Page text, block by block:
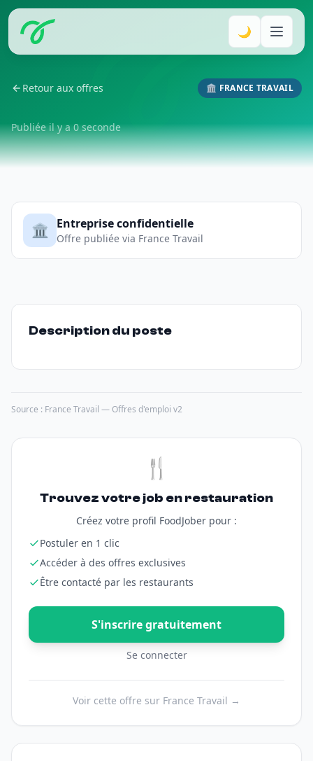
🌙
Retour aux offres 🏛️ FRANCE TRAVAIL
Publiée il y a 0 seconde
🏛️ Entreprise confidentielle
Offre publiée via France Travail
Description du poste
Source : France Travail — Offres d'emploi v2
🍴
Trouvez votre job en restauration
Créez votre profil FoodJober pour :
Postuler en 1 clic
Accéder à des offres exclusives
Être contacté par les restaurants
S'inscrire gratuitement
Se connecter
Voir cette offre sur France Travail →